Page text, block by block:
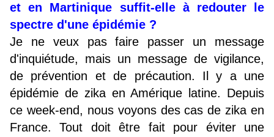
et en Martinique suffit-elle à redouter le
spectre d'une épidémie ?
Je ne veux pas faire passer un message
d'inquiétude, mais un message de vigilance,
de prévention et de précaution. Il y a une
épidémie de zika en Amérique latine. Depuis
ce week-end, nous voyons des cas de zika en
France. Tout doit être fait pour éviter une